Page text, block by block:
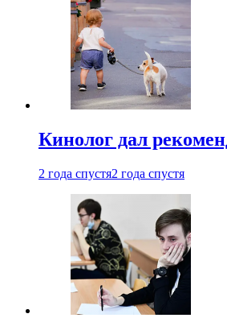
Кинолог дал
2 года спустя2 года спустя